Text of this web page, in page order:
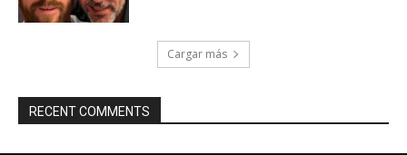
Cargar más
RECENT COMMENTS